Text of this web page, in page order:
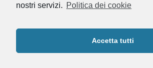
nostri servizi. Politica dei cookie
Accetta tutti